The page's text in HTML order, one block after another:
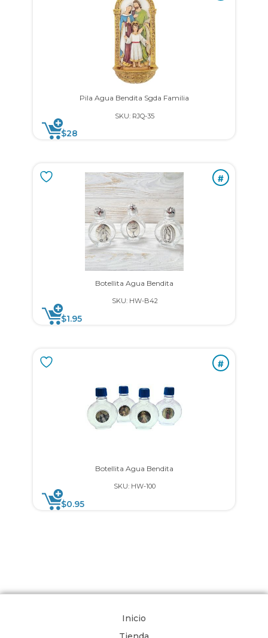
Pila Agua Bendita Sgda Familia
SKU: RJQ-35
$28
#
Botellita Agua Bendita
SKU: HW-B42
$1.95
#
Botellita Agua Bendita
SKU: HW-100
$0.95
Inicio